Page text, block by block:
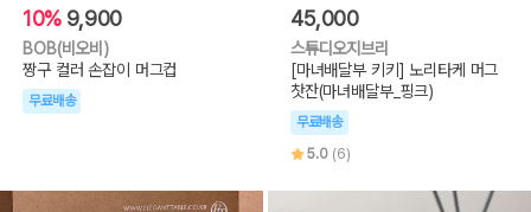
10% 9,900
BOB(비오비)
짱구 컬러 손잡이 머그컵
무료배송
45,000
스튜디오지브리
[마녀배달부 키키] 노리타케 머그
찻잔(마녀배달부_핑크)
무료배송
5.0 (6)